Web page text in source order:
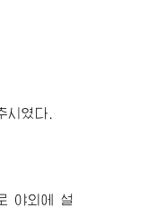
였다.
야외에 설